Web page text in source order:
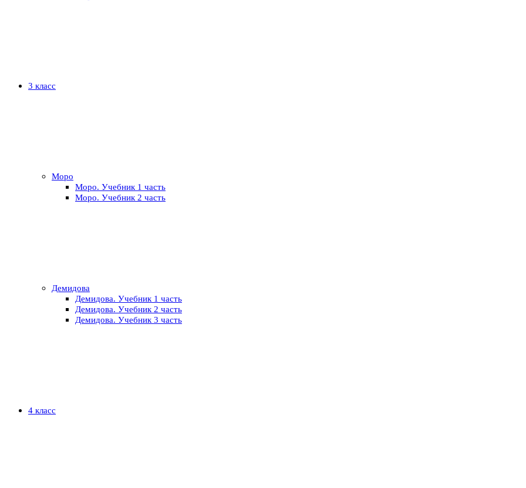
3 класс
Моро
Моро. Учебник 1 часть
Моро. Учебник 2 часть
Демидова
Демидова. Учебник 1 часть
Демидова. Учебник 2 часть
Демидова. Учебник 3 часть
4 класс